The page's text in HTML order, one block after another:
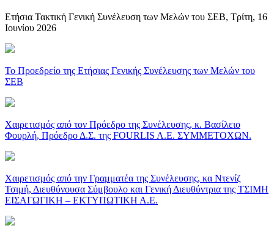
Ετήσια Τακτική Γενική Συνέλευση των Μελών του ΣΕΒ, Τρίτη, 16
Ιουνίου 2026
To Προεδρείο της Ετήσιας Γενικής Συνέλευσης των Μελών του
ΣΕΒ
Χαιρετισμός από τον Πρόεδρο της Συνέλευσης, κ. Βασίλειο
Φουρλή, Πρόεδρο Δ.Σ. της FOURLIS A.E. ΣΥΜΜΕΤΟΧΩΝ.
Χαιρετισμός από την Γραμματέα της Συνέλευσης, κα Ντενίζ
Τσιμή, Διευθύνουσα Σύμβουλο και Γενική Διευθύντρια της ΤΣΙΜΗ
ΕΙΣΑΓΩΓΙΚΗ – ΕΚΤΥΠΩΤΙΚΗ Α.Ε.